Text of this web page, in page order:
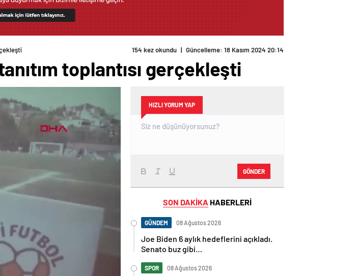
154 kez okundu | Güncelleme: 18 Kasım 2024 20:14
toplantısı gerçekleşti
HIZLI YORUM YAP
GÖNDER
SON DAKİKA HABERLERİ
GÜNDEM 08 Ağustos 2026
Joe Biden 6 aylık hedeflerini açıkladı.
Senato buz gibi…
SPOR 08 Ağustos 2026